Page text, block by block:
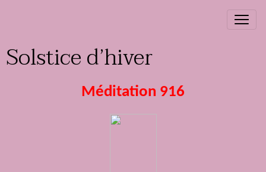
Solstice d’hiver
Méditation 916